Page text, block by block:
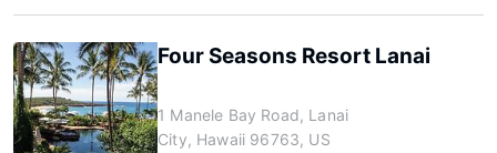
Four Seasons Resort Lanai
1 Manele Bay Road, Lanai
City, Hawaii 96763, US